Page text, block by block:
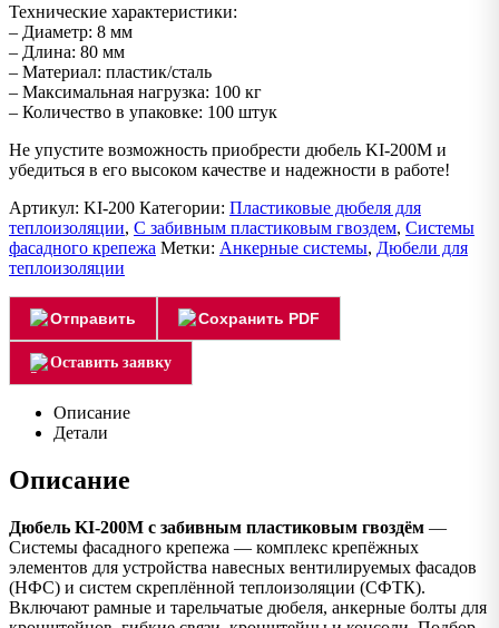
Технические характеристики:
– Диаметр: 8 мм
– Длина: 80 мм
– Материал: пластик/сталь
– Максимальная нагрузка: 100 кг
– Количество в упаковке: 100 штук
Не упустите возможность приобрести дюбель KI-200М и
убедиться в его высоком качестве и надежности в работе!
Артикул: KI-200 Категории: Пластиковые дюбеля для
теплоизоляции, С забивным пластиковым гвоздем, Системы
фасадного крепежа Метки: Анкерные системы, Дюбели для
теплоизоляции
Отправить Сохранить PDF
Оставить заявку
Описание
Детали
Описание
Дюбель KI-200М с забивным пластиковым гвоздём —
Системы фасадного крепежа — комплекс крепёжных
элементов для устройства навесных вентилируемых фасадов
(НФС) и систем скреплённой теплоизоляции (СФТК).
Включают рамные и тарельчатые дюбеля, анкерные болты для